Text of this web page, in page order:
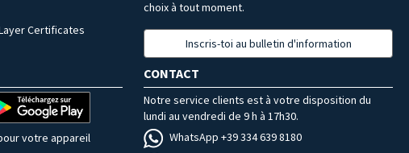
Certificates
choix à tout moment.
Inscris-toi au bulletin d'information
votre appareil
CONTACT
Notre service clients est à votre disposition du
lundi au vendredi de 9 h à 17h30.
WhatsApp +39 334 639 8180